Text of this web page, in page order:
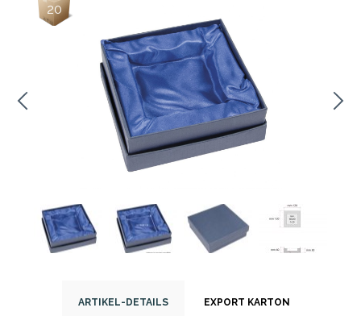
20
ARTIKEL-DETAILS EXPORT KARTON